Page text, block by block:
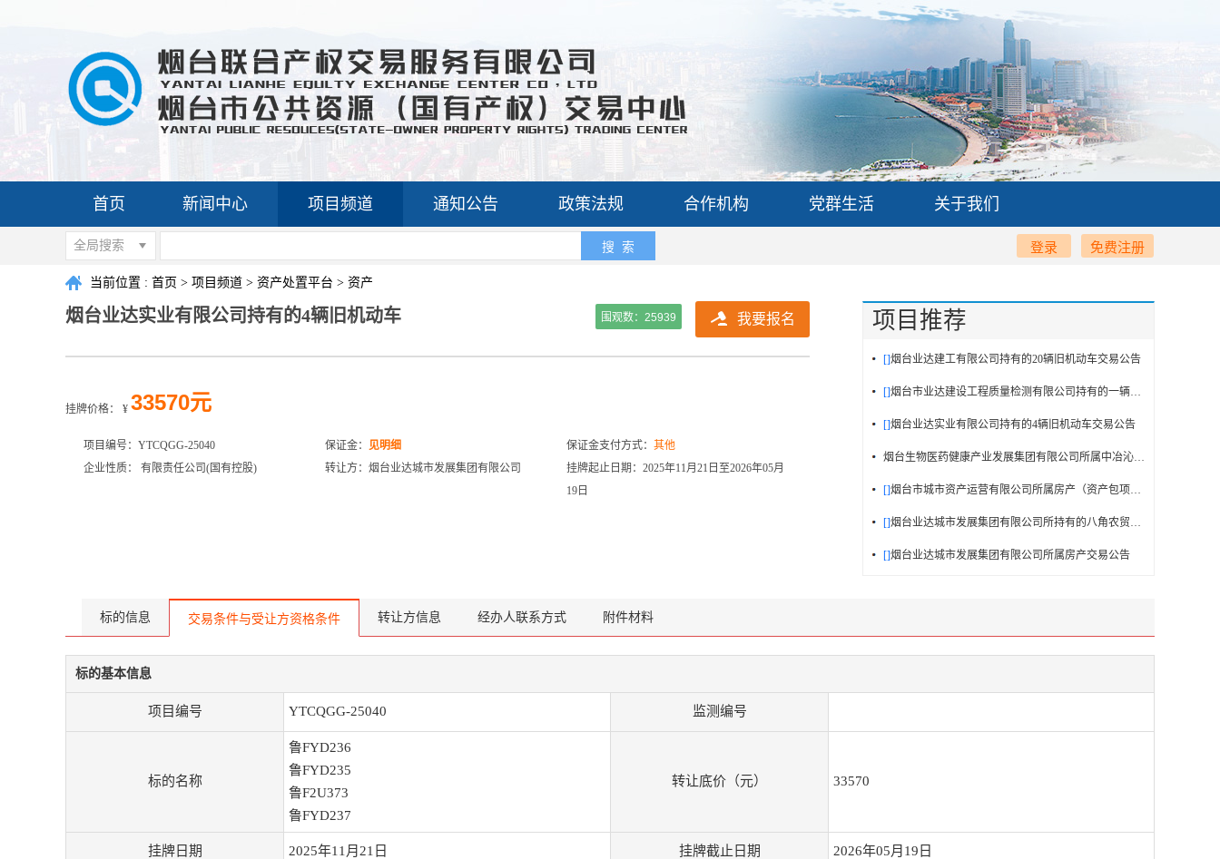
首页 新闻中心 项目频道 通知公告 政策法规 合作机构 党群生活 关于我们
全局搜索 搜 索 免费注册
登录
当前位置 : 首页 > 项目频道 > 资产处置平台 > 资产
烟台业达实业有限公司持有的4辆旧机动车 我要报名
围观数： 25939
挂牌价格： ¥ 33570元
项目编号：YTCQGG-25040 保证金： 见明细 保证金支付方式： 其他
企业性质： 有限责任公司(国有控股)
转让方：烟台业达城市发展集团有限公司
挂牌起止日期：2025年11月21日至2026年05月
19日
项目推荐
[]烟台业达建工有限公司持有的20辆旧机动车交易公告
[]烟台市业达建设工程质量检测有限公司持有的一辆旧机动车交易公告
[]烟台业达实业有限公司持有的4辆旧机动车交易公告
烟台生物医药健康产业发展集团有限公司所属中冶沁海云墅53号房产
[]烟台市城市资产运营有限公司所属房产（资产包项目）交易公告
[]烟台业达城市发展集团有限公司所持有的八角农贸市场二层8间商铺及海韵花园74号楼5套...
[]烟台业达城市发展集团有限公司所属房产交易公告
标的信息 交易条件与受让方资格条件 转让方信息 经办人联系方式 附件材料
标的基本信息
项目编号 YTCQGG-25040 监测编号
标的名称
鲁FYD236
鲁FYD235
鲁F2U373
鲁FYD237
转让底价（元） 33570
挂牌日期 2025年11月21日 挂牌截止日期 2026年05月19日